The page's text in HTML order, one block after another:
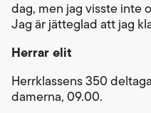
dag, men jag visste inte
Jag är jätteglad att jag
Herrar elit
Herrklassens 350
damerna, 09.00.